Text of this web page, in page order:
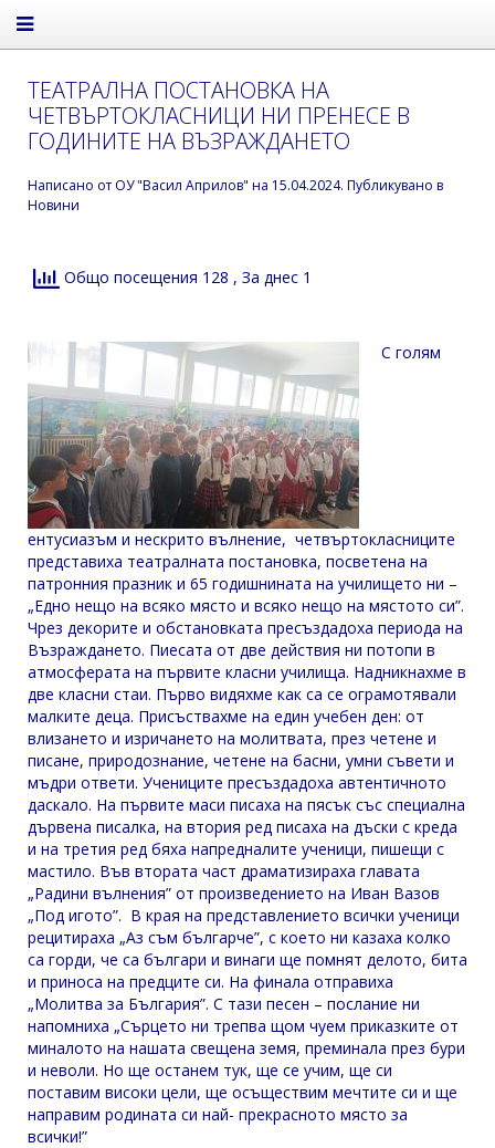
ТЕАТРАЛНА ПОСТАНОВКА НА
ЧЕТВЪРТОКЛАСНИЦИ НИ ПРЕНЕСЕ В
ГОДИНИТЕ НА ВЪЗРАЖДАНЕТО
Написано от ОУ "Васил Априлов" на 15.04.2024. Публикувано в
Новини
Общо посещения 128 , За днес 1
С голям
ентусиазъм и нескрито вълнение, четвъртокласниците
представиха театралната постановка, посветена на
патронния празник и 65 годишнината на училището ни –
„Едно нещо на всяко място и всяко нещо на мястото си”.
Чрез декорите и обстановката пресъздадоха периода на
Възраждането. Пиесата от две действия ни потопи в
атмосферата на първите класни училища. Надникнахме в
две класни стаи. Първо видяхме как са се ограмотявали
малките деца. Присъствахме на един учебен ден: от
влизането и изричането на молитвата, през четене и
писане, природознание, четене на басни, умни съвети и
мъдри ответи. Учениците пресъздадоха автентичното
даскало. На първите маси писаха на пясък със специална
дървена писалка, на втория ред писаха на дъски с креда
и на третия ред бяха напредналите ученици, пишещи с
мастило. Във втората част драматизираха главата
„Радини вълнения” от произведението на Иван Вазов
„Под игото”. В края на представлението всички ученици
рецитираха „Аз съм българче”, с което ни казаха колко
са горди, че са българи и винаги ще помнят делото, бита
и приноса на предците си. На финала отправиха
„Молитва за България”. С тази песен – послание ни
напомниха „Сърцето ни трепва щом чуем приказките от
миналото на нашата свещена земя, преминала през бури
и неволи. Но ще останем тук, ще се учим, ще си
поставим високи цели, ще осъществим мечтите си и ще
направим родината си най- прекрасното място за
всички!”